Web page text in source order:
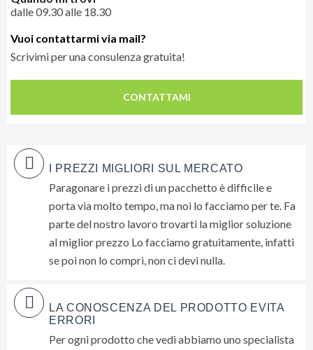
e
ti
invieremo
gratuitamente
suggerimenti
dara
dalle 09.30 alle 18.30
Vuoi contattarmi via mail?
Scrivimi per una consulenza gratuita!
CONTATTAMI
I PREZZI MIGLIORI SUL MERCATO
Paragonare i prezzi di un pacchetto è difficile e
porta via molto tempo, ma noi lo facciamo per te. Fa
parte del nostro lavoro trovarti la miglior soluzione
al miglior prezzo Lo facciamo gratuitamente, infatti
se poi non lo compri, non ci devi nulla.
LA CONOSCENZA DEL PRODOTTO EVITA
ERRORI
Per ogni prodotto che vedi abbiamo uno specialista